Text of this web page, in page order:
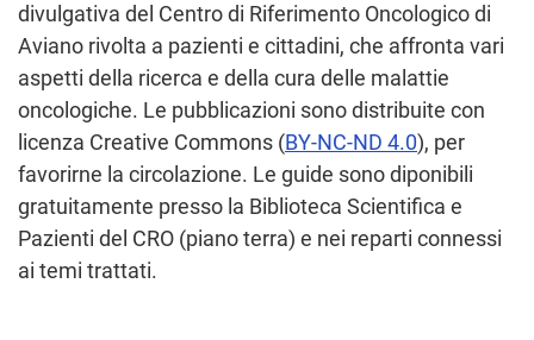
divulgativa del Centro di Riferimento Oncologico di
Aviano rivolta a pazienti e cittadini, che affronta vari
aspetti della ricerca e della cura delle malattie
oncologiche. Le pubblicazioni sono distribuite con
licenza Creative Commons (BY-NC-ND 4.0), per
favorirne la circolazione. Le guide sono diponibili
gratuitamente presso la Biblioteca Scientifica e
Pazienti del CRO (piano terra) e nei reparti connessi
ai temi trattati.